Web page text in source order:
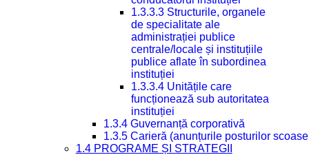
1.3.3.3 Structurile, organele
de specialitate ale
administrației publice
centrale/locale și instituțiile
publice aflate în subordinea
instituției
1.3.3.4 Unitățile care
funcționează sub autoritatea
instituției
1.3.4 Guvernanță corporativă
1.3.5 Carieră (anunțurile posturilor
1.4 PROGRAME ȘI STRATEGII